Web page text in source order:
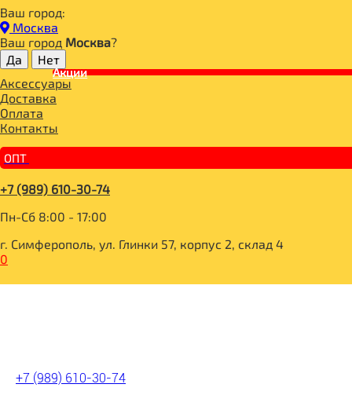
Ваш город:
Москва
Ваш город Москва?
Акции
Аксессуары
Доставка
Оплата
Контакты
ОПТ
+7 (989) 610-30-74
Пн-Сб 8:00 - 17:00
г. Симферополь, ул. Глинки 57, корпус 2, склад 4
0
+7 (989) 610-30-74
Главная
СПОРТИВНОЕ ПИТАНИЕ
ПРЕДТРЕНИРОВОЧНЫЕ КОМПЛЕКСЫ
UPGRADE 100gr, GeneticLab